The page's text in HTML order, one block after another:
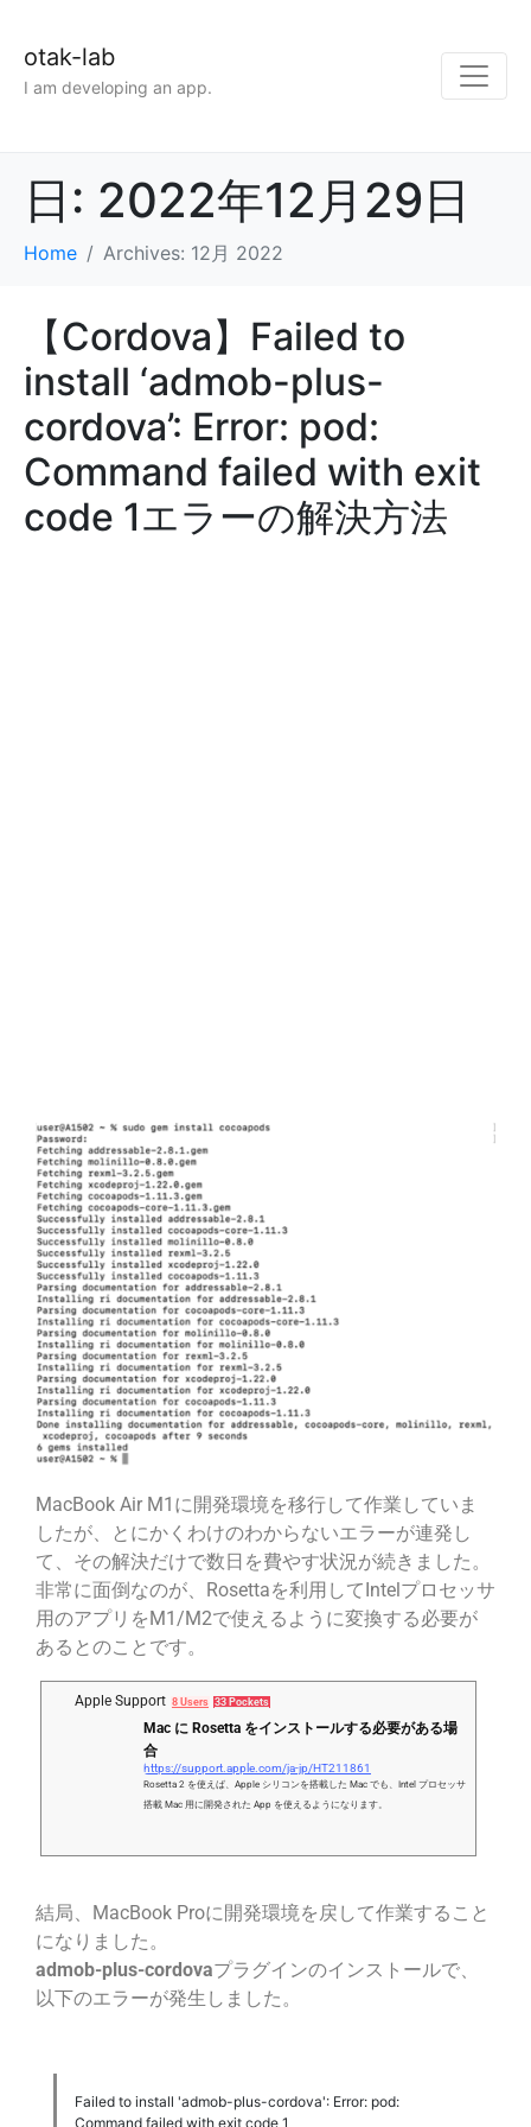
otak-lab
I am developing an app.
日: 2022年12月29日
Home Archives: 12月 2022
【Cordova】Failed to
install ‘admob-plus-
cordova’: Error: pod:
Command failed with exit
code 1エラーの解決方法
MacBook Air M1に開発環境を移行して作業していま
したが、とにかくわけのわからないエラーが連発し
て、その解決だけで数日を費やす状況が続きました。
非常に面倒なのが、Rosettaを利用してIntelプロセッサ
用のアプリをM1/M2で使えるように変換する必要が
あるとのことです。
Apple Support 8 Users 33 Pockets
Mac に Rosetta をインストールする必要がある場
合
https://support.apple.com/ja-jp/HT211861
Rosetta 2 を使えば、Apple シリコンを搭載した Mac でも、Intel プロセッサ
搭載 Mac 用に開発された App を使えるようになります。
結局、MacBook Proに開発環境を戻して作業すること
になりました。
admob-plus-cordovaプラグインのインストールで、
以下のエラーが発生しました。
Failed to install 'admob-plus-cordova': Error: pod:
Command failed with exit code 1